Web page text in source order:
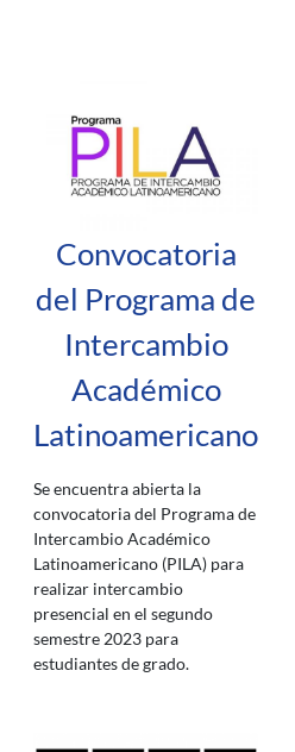
Convocatoria
del Programa de
Intercambio
Académico
Latinoamericano
Se encuentra abierta la
convocatoria del Programa de
Intercambio Académico
Latinoamericano (PILA) para
realizar intercambio
presencial en el segundo
semestre 2023 para
estudiantes de grado.